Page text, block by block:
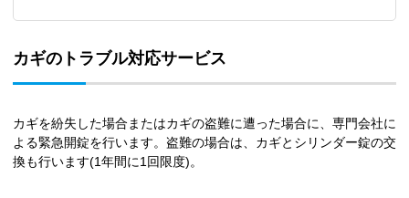
カギのトラブル対応サービス
カギを紛失した場合またはカギの盗難に遭った場合に、専門会社に
よる緊急開錠を行います。盗難の場合は、カギとシリンダー錠の交
換も行います(1年間に1回限度)。